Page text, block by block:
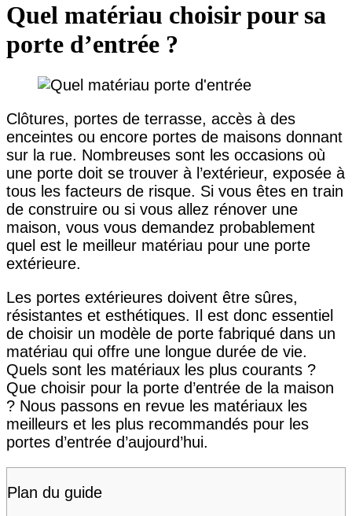
Quel matériau choisir pour sa
porte d’entrée ?
Clôtures, portes de terrasse, accès à des
enceintes ou encore portes de maisons donnant
sur la rue. Nombreuses sont les occasions où
une porte doit se trouver à l’extérieur, exposée à
tous les facteurs de risque. Si vous êtes en train
de construire ou si vous allez rénover une
maison, vous vous demandez probablement
quel est le meilleur matériau pour une porte
extérieure.
Les portes extérieures doivent être sûres,
résistantes et esthétiques. Il est donc essentiel
de choisir un modèle de porte fabriqué dans un
matériau qui offre une longue durée de vie.
Quels sont les matériaux les plus courants ?
Que choisir pour la porte d’entrée de la maison
? Nous passons en revue les matériaux les
meilleurs et les plus recommandés pour les
portes d’entrée d’aujourd’hui.
Plan du guide